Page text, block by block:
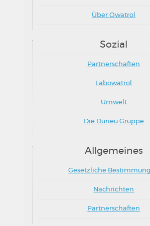
Über Owatrol
Sozial
Partnerschaften
Labowatrol
Umwelt
Die Durieu Gruppe
Allgemeines
Gesetzliche
Nachrichten
Partnerschaften